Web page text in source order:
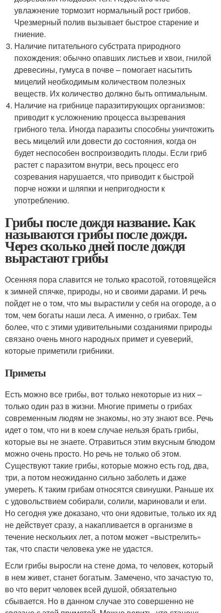
увлажнение тормозит нормальный рост грибов.
Чрезмерный полив вызывает быстрое старение и
гниение.
Наличие питательного субстрата природного
похождения: обычно опавших листьев и хвои, гнилой
древесины, гумуса в почве – помогает насытить
мицелий необходимым количеством полезных
веществ. Их количество должно быть оптимальным.
Наличие на грибнице паразитирующих организмов:
приводит к усложнению процесса вызревания
грибного тела. Иногда паразиты способны уничтожить
весь мицелий или довести до состояния, когда он
будет неспособен воспроизводить плоды. Если гриб
растет с паразитом внутри, весь процесс его
созревания нарушается, что приводит к быстрой
порче ножки и шляпки и непригодности к
употреблению.
Грибы после дождя название. Как
называются грибы после дождя.
Через сколько дней после дождя
вырастают грибы
Осенняя пора славится не только красотой, готовящейся
к зимней спячке, природы, но и своими дарами. И речь
пойдет не о том, что мы вырастили у себя на огороде, а о
том, чем богаты наши леса. А именно, о грибах. Тем
более, что с этими удивительными созданиями природы
связано очень много народных примет и суеверий,
которые приметили грибники.
Приметы
Есть можно все грибы, вот только некоторые из них –
только один раз в жизни. Многие приметы о грибах
современным людям не знакомы, но эту знают все. Речь
идет о том, что ни в коем случае нельзя брать грибы,
которые вы не знаете. Отравиться этим вкусным блюдом
можно очень просто. Но речь не только об этом.
Существуют такие грибы, которые можно есть год, два,
три, а потом неожиданно сильно заболеть и даже
умереть. К таким грибам относятся свинушки. Раньше их
с удовольствием собирали, солили, мариновали и ели.
Но сегодня уже доказано, что они ядовитые, только их яд
не действует сразу, а накапливается в организме в
течение нескольких лет, а потом может «выстрелить»
так, что спасти человека уже не удастся.
Если грибы выросли на стене дома, то человек, который
в нем живет, станет богатым. Замечено, что зачастую то,
во что верит человек всей душой, обязательно
сбывается. Но в данном случае это совершенно не